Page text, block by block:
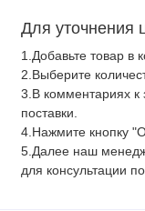
Для уточнения
1.Добавьте товар в
2.Выберите
3.В комментариях к
поставки.
4.Нажмите кнопку
5.Далее наш
для консультации по